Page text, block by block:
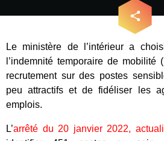
share
email
Le ministère de l’intérieur a
l’indemnité temporaire de
recrutement sur des postes
peu attractifs et de fidéliser les
emplois.
L’arrêté du 20 janvier 2022,